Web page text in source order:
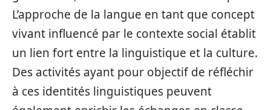
L’approche de la langue en tant que concept
vivant influencé par le contexte social établit
un lien fort entre la linguistique et la culture.
Des activités ayant pour objectif de réfléchir
à ces identités linguistiques peuvent